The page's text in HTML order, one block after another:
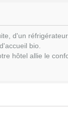
d'un
bio.
hôtel allie le